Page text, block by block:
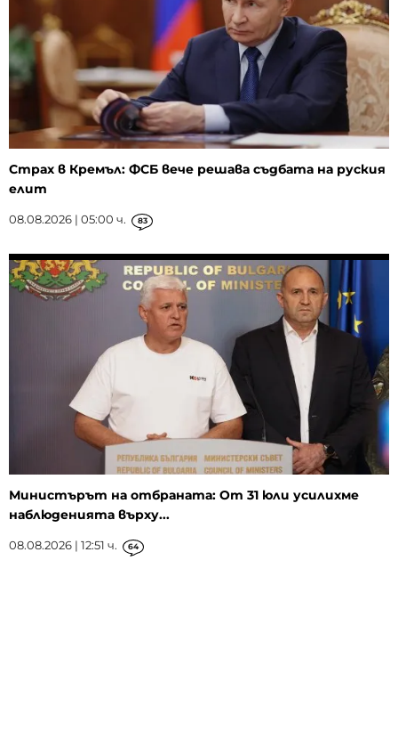
Страх в Кремъл: ФСБ вече решава съдбата на руския
елит
08.08.2026 | 05:00 ч. 83
Министърът на отбраната: От 31 юли усилихме
наблюденията върху...
08.08.2026 | 12:51 ч. 64